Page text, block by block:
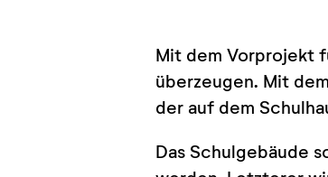
Mit dem Vorprojekt
überzeugen. Mit
der auf dem
Das Schulgebäude